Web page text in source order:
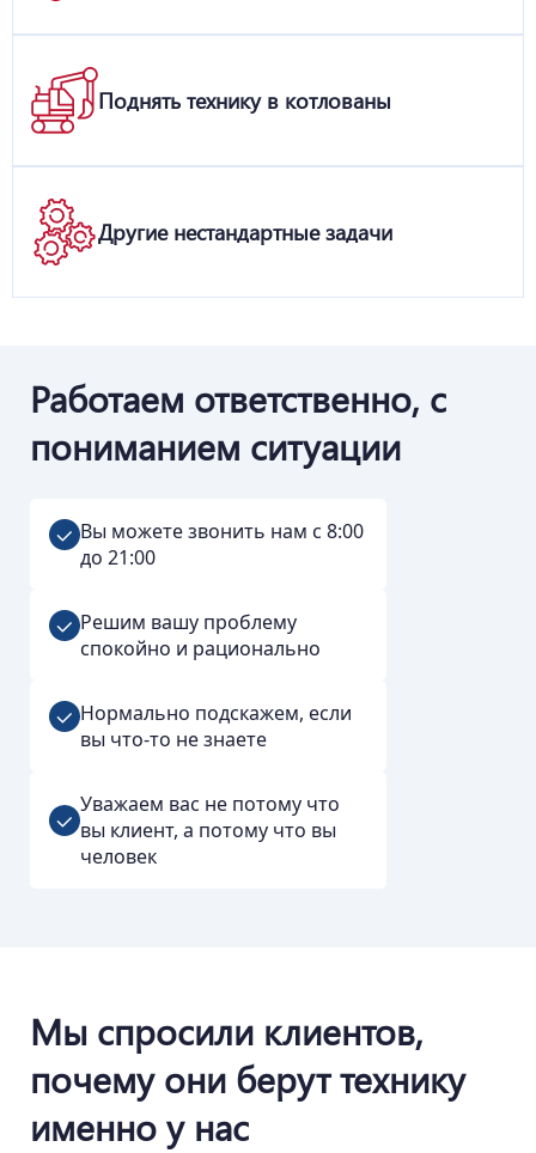
Поднять технику в котлованы
Другие нестандартные задачи
Работаем ответственно, с
пониманием ситуации
Вы можете звонить нам с 8:00
до 21:00
Решим вашу проблему
спокойно и рационально
Нормально подскажем, если
вы что-то не знаете
Уважаем вас не потому что
вы клиент, а потому что вы
человек
Мы спросили клиентов,
почему они берут технику
именно у нас